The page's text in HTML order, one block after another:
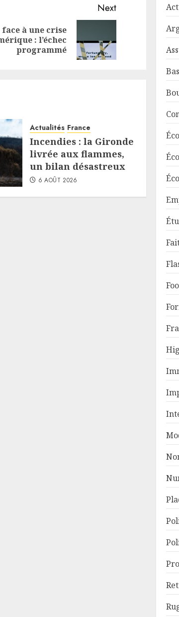
Next
à une crise
: l’échec
programmé
Actualités France
Incendies : la Gironde
livrée aux flammes,
un bilan désastreux
6 AOÛT 2026